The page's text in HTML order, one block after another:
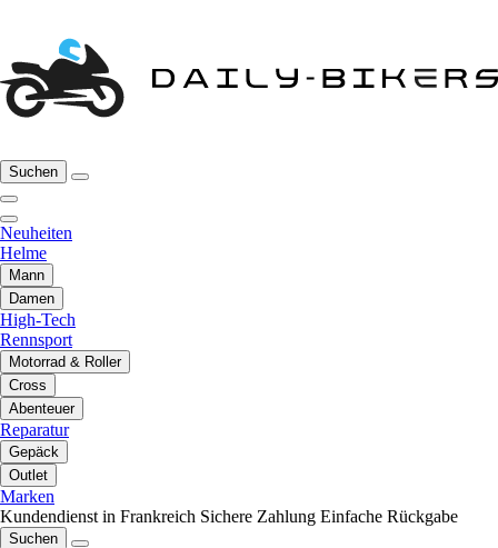
Suchen
Neuheiten
Helme
Mann
Damen
High-Tech
Rennsport
Motorrad & Roller
Cross
Abenteuer
Reparatur
Gepäck
Outlet
Marken
Kundendienst in Frankreich Sichere Zahlung Einfache Rückgabe
Suchen